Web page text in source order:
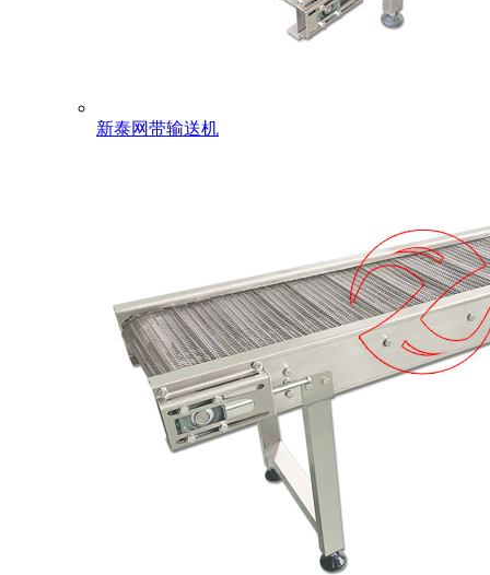
新泰网带输送机